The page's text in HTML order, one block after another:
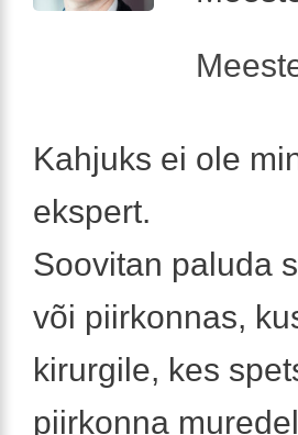
Kahjuks ei ole
ekspert.
Soovitan paluda
või piirkonnas,
kirurgile, kes
piirkonna